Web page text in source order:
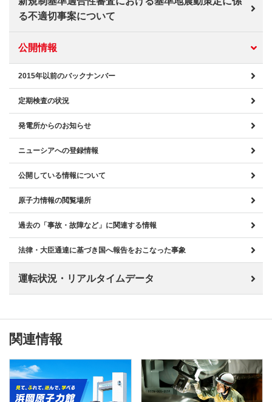
る不適切事案について
公開情報
2015年以前のバックナンバー
定期検査の状況
発電所からのお知らせ
ニューシアへの登録情報
公開している情報について
原子力情報の閲覧場所
過去の「事故・故障など」に関連する情報
法律・大臣通達に基づき国へ報告をおこなった事象
運転状況・リアルタイムデータ
関連情報